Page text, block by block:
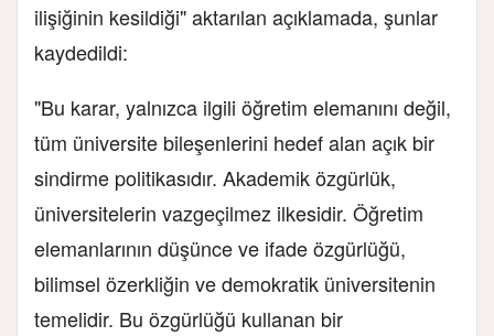
ilişiğinin kesildiği" aktarılan açıklamada, şunlar
kaydedildi:
"Bu karar, yalnızca ilgili öğretim elemanını değil,
tüm üniversite bileşenlerini hedef alan açık bir
sindirme politikasıdır. Akademik özgürlük,
üniversitelerin vazgeçilmez ilkesidir. Öğretim
elemanlarının düşünce ve ifade özgürlüğü,
bilimsel özerkliğin ve demokratik üniversitenin
temelidir. Bu özgürlüğü kullanan bir